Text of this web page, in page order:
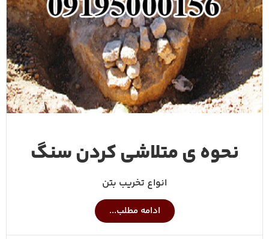
نحوه ی متلاشی کردن سنگ
انواع تخریب بتن
ادامه مطلب...